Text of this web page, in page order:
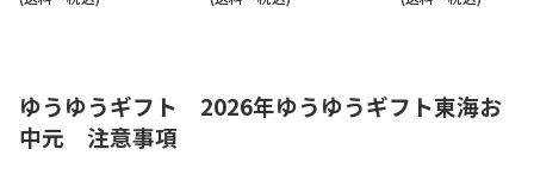
ゆうゆうギフト 2026年ゆうゆうギフト東海お
中元 注意事項